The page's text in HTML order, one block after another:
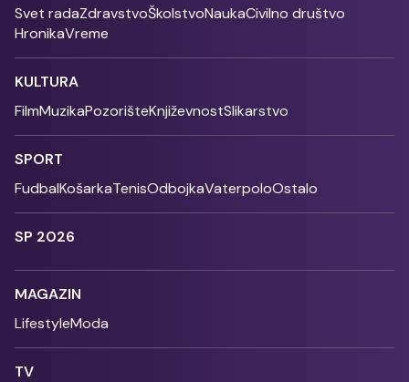
Svet radaZdravstvoŠkolstvoNaukaCivilno društvo
HronikaVreme
KULTURA
FilmMuzikaPozorišteKnjiževnostSlikarstvo
SPORT
FudbalKošarkaTenisOdbojkaVaterpoloOstalo
SP 2026
MAGAZIN
LifestyleModa
TV